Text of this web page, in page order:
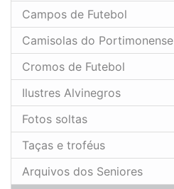
Campos de Futebol
Camisolas do Portimonense
Cromos de Futebol
Ilustres Alvinegros
Fotos soltas
Taças e troféus
Arquivos dos Seniores